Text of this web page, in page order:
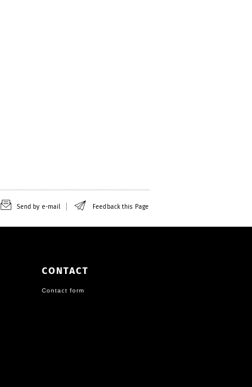
Send by e-mail Feedback this Page
CONTACT
Contact form